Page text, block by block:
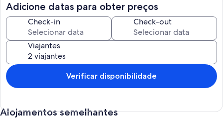
Adicione datas para obter preços
Check-in Check-out
Viajantes
Verificar disponibilidade
Alojamentos semelhantes